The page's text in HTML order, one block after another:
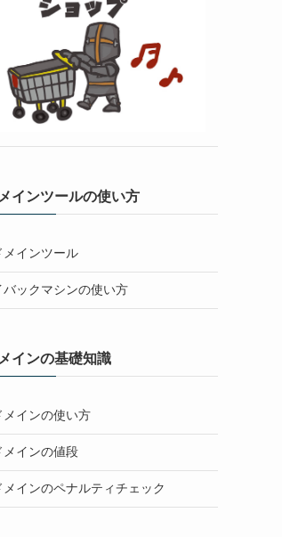
インツールの使い方
メインツール
バックマシンの使い方
インの基礎知識
メインの使い方
メインの値段
メインのペナルティチェック